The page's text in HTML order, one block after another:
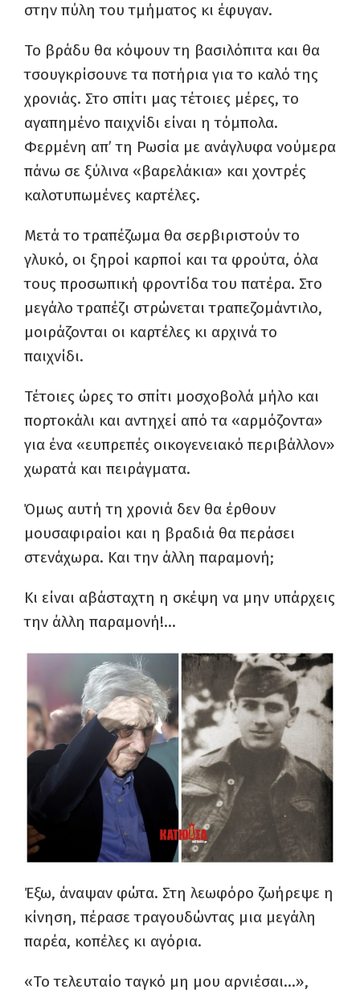
στην πύλη του τμήματος κι έφυγαν.
Το βράδυ θα κόψουν τη βασιλόπιτα και θα
τσουγκρίσουνε τα ποτήρια για το καλό της
χρονιάς. Στο σπίτι μας τέτοιες μέρες, το
αγαπημένο παιχνίδι είναι η τόμπολα.
Φερμένη απ’ τη Ρωσία με ανάγλυφα νούμερα
πάνω σε ξύλινα «βαρελάκια» και χοντρές
καλοτυπωμένες καρτέλες.
Μετά το τραπέζωμα θα σερβιριστούν το
γλυκό, οι ξηροί καρποί και τα φρούτα, όλα
τους προσωπική φροντίδα του πατέρα. Στο
μεγάλο τραπέζι στρώνεται τραπεζομάντιλο,
μοιράζονται οι καρτέλες κι αρχινά το
παιχνίδι.
Τέτοιες ώρες το σπίτι μοσχοβολά μήλο και
πορτοκάλι και αντηχεί από τα «αρμόζοντα»
για ένα «ευπρεπές οικογενειακό περιβάλλον»
χωρατά και πειράγματα.
Όμως αυτή τη χρονιά δεν θα έρθουν
μουσαφιραίοι και η βραδιά θα περάσει
στενάχωρα. Και την άλλη παραμονή;
Κι είναι αβάσταχτη η σκέψη να μην υπάρχεις
την άλλη παραμονή!…
Έξω, άναψαν φώτα. Στη λεωφόρο ζωήρεψε η
κίνηση, πέρασε τραγουδώντας μια μεγάλη
παρέα, κοπέλες κι αγόρια.
«Το τελευταίο ταγκό μη μου αρνιέσαι…»,